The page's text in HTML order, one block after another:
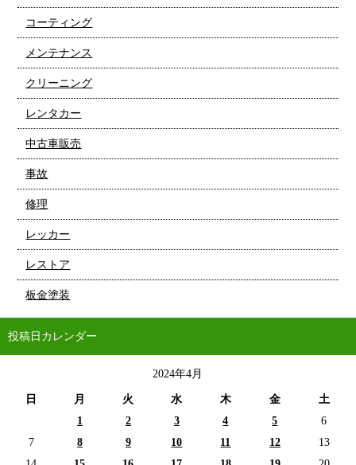
コーティング
メンテナンス
クリーニング
レンタカー
中古車販売
事故
修理
レッカー
レストア
板金塗装
投稿日カレンダー
2024年4月
日 月 火 水 木 金
土
1
2 3 4 5
6
7
8 9 10 11 12
13